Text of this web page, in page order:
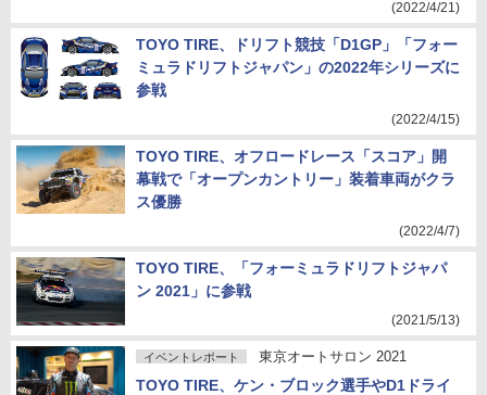
(2022/4/21)
TOYO TIRE、ドリフト競技「D1GP」「フォー
ミュラドリフトジャパン」の2022年シリーズに
参戦
(2022/4/15)
TOYO TIRE、オフロードレース「スコア」開
幕戦で「オープンカントリー」装着車両がクラ
ス優勝
(2022/4/7)
TOYO TIRE、「フォーミュラドリフトジャパ
ン 2021」に参戦
(2021/5/13)
イベントレポート 東京オートサロン 2021
TOYO TIRE、ケン・ブロック選手やD1ドライ